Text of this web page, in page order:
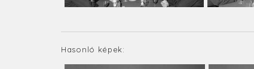
Hasonló képek: